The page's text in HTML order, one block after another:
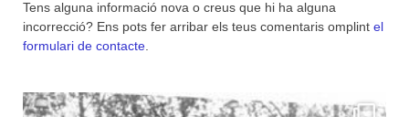
Tens alguna informació nova o creus que hi ha alguna
incorrecció? Ens pots fer arribar els teus comentaris omplint el
formulari de contacte